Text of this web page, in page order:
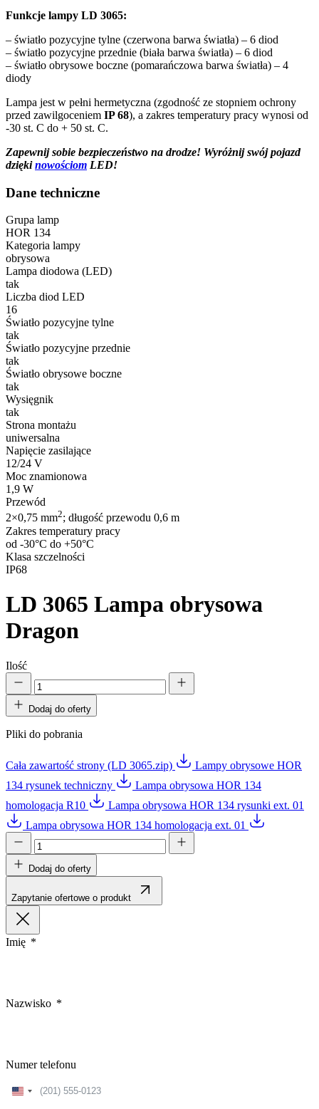
Funkcje lampy LD 3065:
– światło pozycyjne tylne (czerwona barwa światła) – 6 diod
– światło pozycyjne przednie (biała barwa światła) – 6 diod
– światło obrysowe boczne (pomarańczowa barwa światła) – 4
diody
Lampa jest w pełni hermetyczna (zgodność ze stopniem ochrony
przed zawilgoceniem IP 68), a zakres temperatury pracy wynosi od
-30 st. C do + 50 st. C.
Zapewnij sobie bezpieczeństwo na drodze! Wyróżnij swój pojazd
dziękinowościom LED!
Dane techniczne
Grupa lamp
HOR 134
Kategoria lampy
obrysowa
Lampa diodowa (LED)
tak
Liczba diod LED
16
Światło pozycyjne tylne
tak
Światło pozycyjne przednie
tak
Światło obrysowe boczne
tak
Wysięgnik
tak
Strona montażu
uniwersalna
Napięcie zasilające
12/24 V
Moc znamionowa
1,9 W
Przewód
2×0,75 mm2; długość przewodu 0,6 m
Zakres temperatury pracy
od -30°C do +50°C
Klasa szczelności
IP68
LD 3065 Lampa obrysowa
Dragon
Ilość
Dodaj do oferty
Pliki do pobrania
Cała zawartość strony (LD 3065.zip)
Lampy obrysowe HOR
134 rysunek techniczny
Lampa obrysowa HOR 134
homologacja R10
Lampa obrysowa HOR 134 rysunki ext. 01
Lampa obrysowa HOR 134 homologacja ext. 01
Dodaj do oferty
Zapytanie ofertowe o produkt
Imię
Nazwisko
Numer telefonu
United